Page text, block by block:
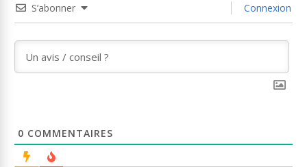
S’abonner Connexion
0 COMMENTAIRES